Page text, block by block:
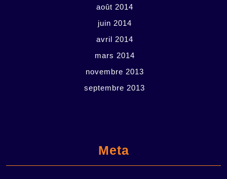
août 2014
juin 2014
avril 2014
mars 2014
novembre 2013
septembre 2013
Meta